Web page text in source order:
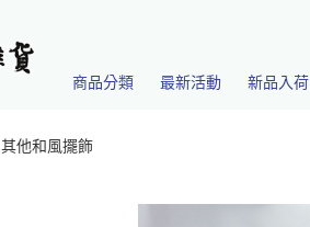
商品分類 最新活動 新品入荷
其他和風擺飾